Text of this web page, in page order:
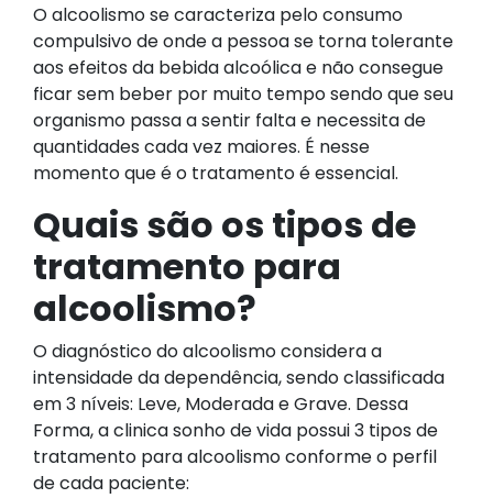
O alcoolismo se caracteriza pelo consumo
compulsivo de onde a pessoa se torna tolerante
aos efeitos da bebida alcoólica e não consegue
ficar sem beber por muito tempo sendo que seu
organismo passa a sentir falta e necessita de
quantidades cada vez maiores. É nesse
momento que é o tratamento é essencial.
Quais são os tipos de
tratamento para
alcoolismo?
O diagnóstico do alcoolismo considera a
intensidade da dependência, sendo classificada
em 3 níveis: Leve, Moderada e Grave. Dessa
Forma, a clinica sonho de vida possui 3 tipos de
tratamento para alcoolismo conforme o perfil
de cada paciente: